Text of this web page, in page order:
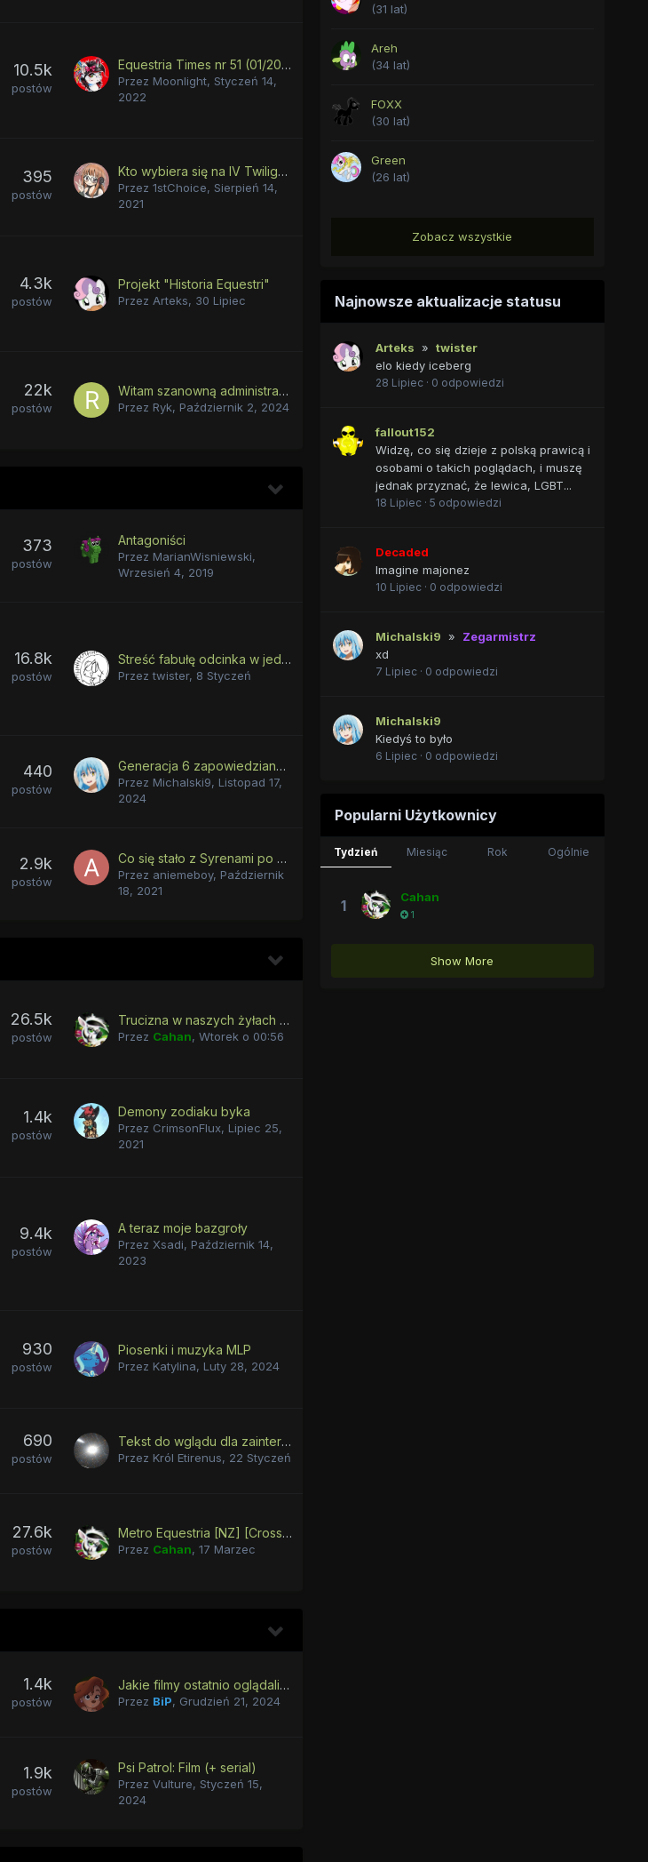
10.5k
postów
Equestria Times nr 51 (01/2022)
Przez Moonlight, Styczeń 14,
2022
395
postów
Kto wybiera się na IV Twilightmeet?
Przez 1stChoice, Sierpień 14,
2021
4.3k
postów
Projekt "Historia Equestri"
Przez Arteks, 30 Lipiec
22k
postów
Witam szanowną administrację i użyszkodników przed monitorami
Przez Ryk, Październik 2, 2024
373
postów
Antagoniści
Przez MarianWisniewski,
Wrzesień 4, 2019
16.8k
postów
Streść fabułę odcinka w jednym zdaniu | Sezon 5
Przeztwister, 8 Styczeń
440
postów
Generacja 6 zapowiedziana, i koniec gen 5.
Przez Michalski9, Listopad 17,
2024
2.9k
postów
Co się stało z Syrenami po Rainbow Rocks?
Przez aniemeboy, Październik
18, 2021
26.5k
postów
Trucizna w naszych żyłach [NZ][Political][Slice of life][Dark]
Przez Cahan, Wtorek o 00:56
1.4k
postów
Demony zodiaku byka
Przez CrimsonFlux, Lipiec 25,
2021
9.4k
postów
A teraz moje bazgroły
Przez Xsadi, Październik 14,
2023
930
postów
Piosenki i muzyka MLP
Przez Katylina, Luty 28, 2024
690
postów
Tekst do wglądu dla zainteresowanych.
Przez Król Etirenus, 22 Styczeń
27.6k
postów
Metro Equestria [NZ] [Crossover] [Violence] [Dark] [Mature] [Postapocalyptic]
Przez Cahan, 17 Marzec
1.4k
postów
Jakie filmy ostatnio oglądaliście?
Przez BiP, Grudzień 21, 2024
1.9k
postów
Psi Patrol: Film (+ serial)
Przez Vulture, Styczeń 15,
2024
(31 lat)
Areh
(34 lat)
FOXX
(30 lat)
Green
(26 lat)
Zobacz wszystkie
Najnowsze aktualizacje statusu
Arteks » twister
elo kiedy iceberg
28 Lipiec· 0 odpowiedzi
fallout152
Widzę, co się dzieje z polską prawicą i
osobami o takich poglądach, i muszę
jednak przyznać, że lewica, LGBT...
18 Lipiec· 5 odpowiedzi
Decaded
Imagine majonez
10 Lipiec· 0 odpowiedzi
Michalski9 » Zegarmistrz
xd
7 Lipiec· 0 odpowiedzi
Michalski9
Kiedyś to było
6 Lipiec· 0 odpowiedzi
Popularni Użytkownicy
Tydzień Miesiąc Rok Ogólnie
1 Cahan
1
Show More